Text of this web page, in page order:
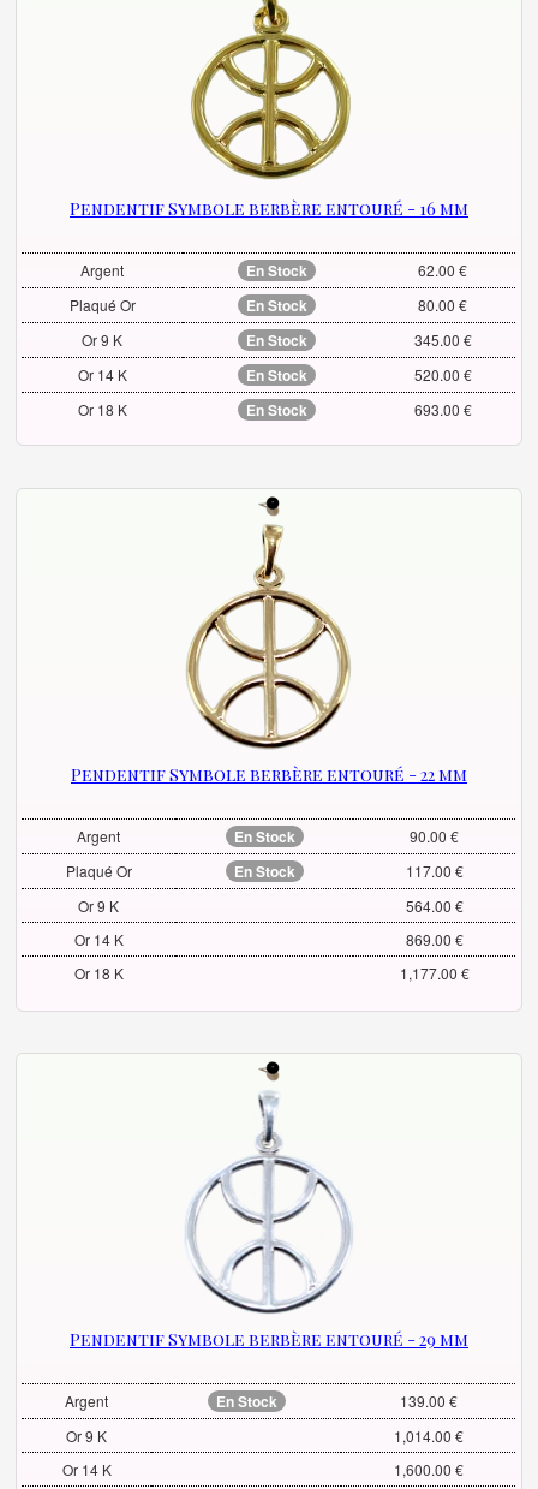
Pendentif Symbole berbère entouré - 16 mm
Argent En Stock
62.00 €
Plaqué Or
En Stock
80.00 €
Or 9 K
En Stock
345.00 €
Or 14 K
En Stock
520.00 €
Or 18 K
En Stock 693.00 €
Pendentif Symbole berbère entouré - 22 mm
Argent En Stock
90.00 €
Plaqué Or
En Stock
117.00 €
Or 9 K
564.00 €
Or 14 K
869.00 €
Or 18 K
1,177.00 €
Pendentif Symbole berbère entouré - 29 mm
Argent En Stock
139.00 €
Or 9 K
1,014.00 €
Or 14 K
1,600.00 €